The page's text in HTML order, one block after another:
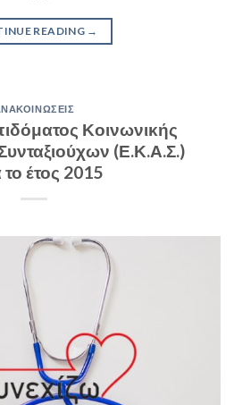
READING →
Κοινωνικής
(Ε.Κ.Α.Σ.)
το έτος 2015